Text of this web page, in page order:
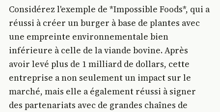
Considérez l'exemple de *Impossible Foods*, qui a
réussi à créer un burger à base de plantes avec
une empreinte environnementale bien
inférieure à celle de la viande bovine. Après
avoir levé plus de 1 milliard de dollars, cette
entreprise a non seulement un impact sur le
marché, mais elle a également réussi à signer
des partenariats avec de grandes chaînes de